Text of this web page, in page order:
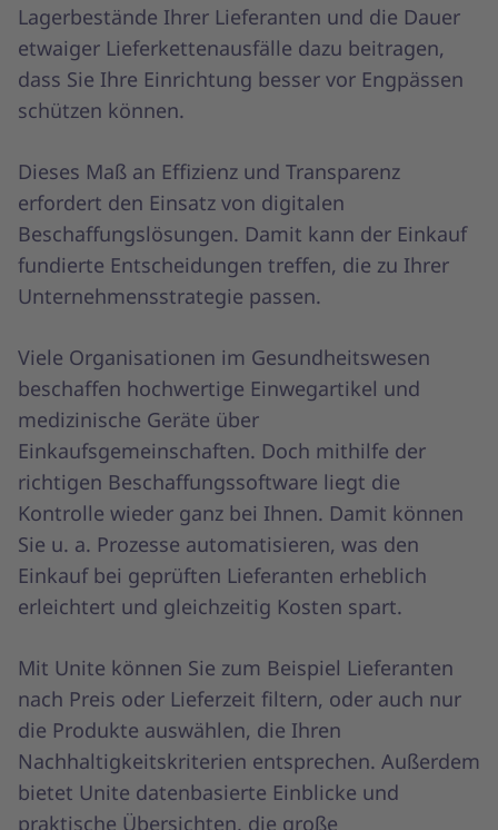
Lagerbestände Ihrer Lieferanten und die Dauer
etwaiger Lieferkettenausfälle dazu beitragen,
dass Sie Ihre Einrichtung besser vor Engpässen
schützen können.
Dieses Maß an Effizienz und Transparenz
erfordert den Einsatz von digitalen
Beschaffungslösungen. Damit kann der Einkauf
fundierte Entscheidungen treffen, die zu Ihrer
Unternehmensstrategie passen.
Viele Organisationen im Gesundheitswesen
beschaffen hochwertige Einwegartikel und
medizinische Geräte über
Einkaufsgemeinschaften. Doch mithilfe der
richtigen Beschaffungssoftware liegt die
Kontrolle wieder ganz bei Ihnen. Damit können
Sie u. a. Prozesse automatisieren, was den
Einkauf bei geprüften Lieferanten erheblich
erleichtert und gleichzeitig Kosten spart.
Mit Unite können Sie zum Beispiel Lieferanten
nach Preis oder Lieferzeit filtern, oder auch nur
die Produkte auswählen, die Ihren
Nachhaltigkeitskriterien entsprechen. Außerdem
bietet Unite datenbasierte Einblicke und
praktische Übersichten, die große